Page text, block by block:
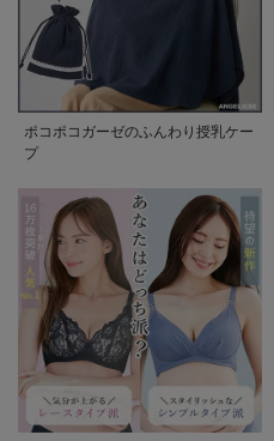
ポコポコガーゼのふんわり授乳ケー
プ